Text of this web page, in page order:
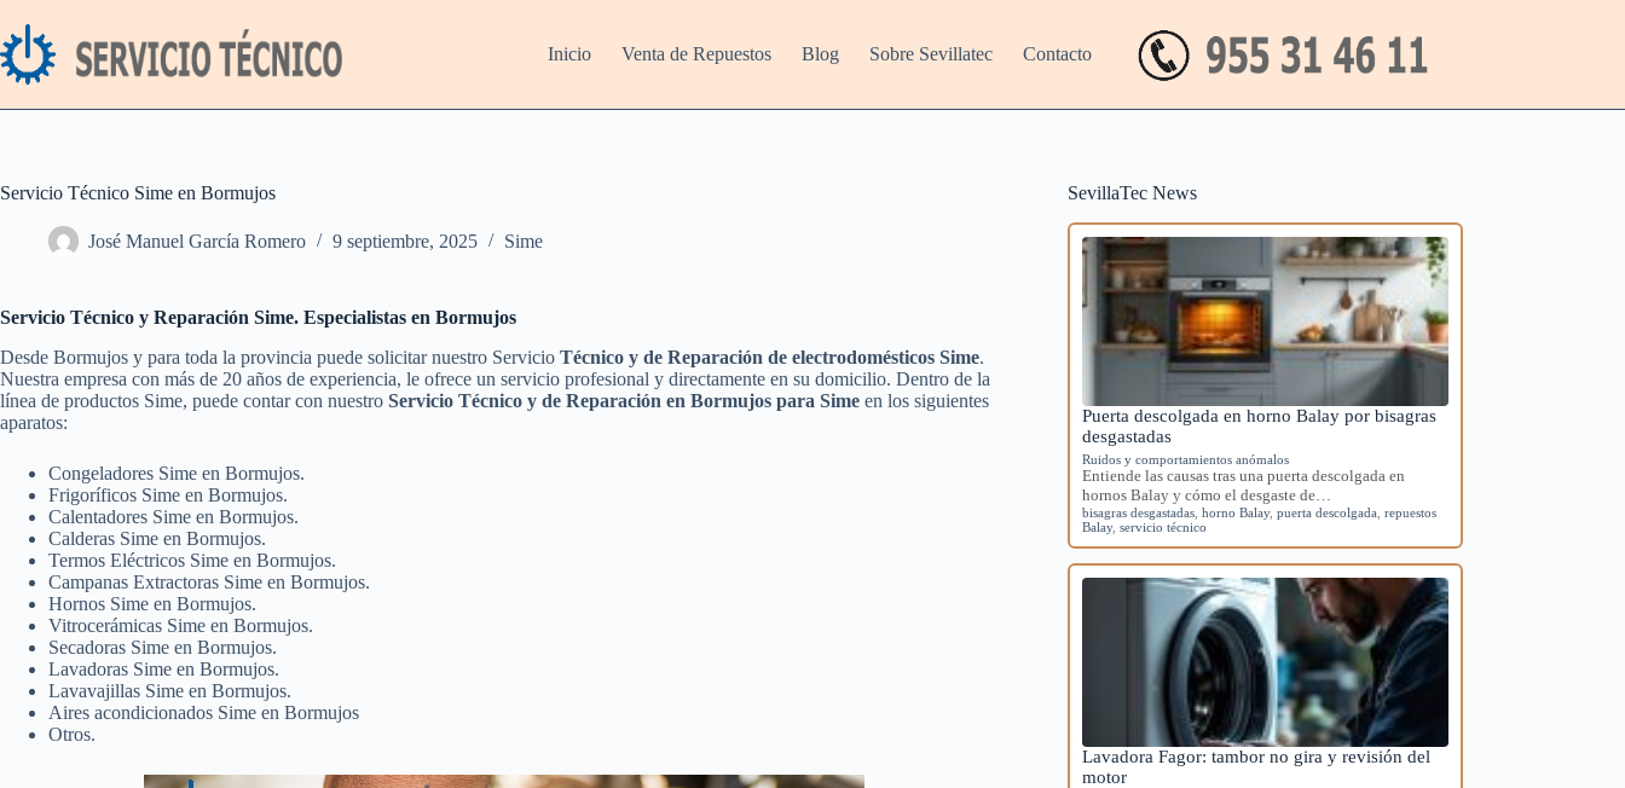
al
contenido
Inicio Venta de Repuestos Blog Sobre Sevillatec Contacto
Servicio Técnico Sime en Bormujos
José Manuel García Romero 9 septiembre, 2025 Sime
Servicio Técnico y Reparación Sime. Especialistas en Bormujos
Desde Bormujos y para toda la provincia puede solicitar nuestro Servicio Técnico y de Reparación de electrodomésticos Sime.
Nuestra empresa con más de 20 años de experiencia, le ofrece un servicio profesional y directamente en su domicilio. Dentro de la
línea de productos Sime, puede contar con nuestro Servicio Técnico y de Reparación en Bormujos para Sime en los siguientes
aparatos:
Congeladores Sime en Bormujos.
Frigoríficos Sime en Bormujos.
Calentadores Sime en Bormujos.
Calderas Sime en Bormujos.
Termos Eléctricos Sime en Bormujos.
Campanas Extractoras Sime en Bormujos.
Hornos Sime en Bormujos.
Vitrocerámicas Sime en Bormujos.
Secadoras Sime en Bormujos.
Lavadoras Sime en Bormujos.
Lavavajillas Sime en Bormujos.
Aires acondicionados Sime en Bormujos
Otros.
SevillaTec News
Puerta descolgada en horno Balay por bisagras
desgastadas
Ruidos y comportamientos anómalos
Entiende las causas tras una puerta descolgada en
hornos Balay y cómo el desgaste de…
bisagras desgastadas ,horno Balay,puerta descolgada ,repuestos
Balay,servicio técnico
Lavadora Fagor: tambor no gira y revisión del
motor